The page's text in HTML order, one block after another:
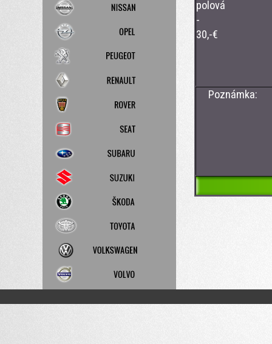
- 13 -
30,-€
Poznámka: